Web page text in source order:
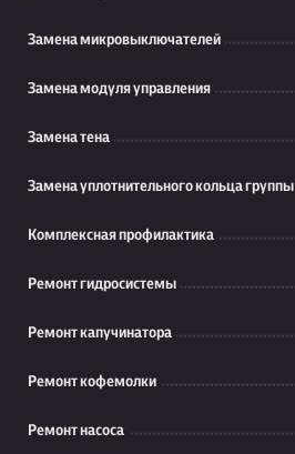
Замена микровыключателей
Замена модуля управления
Замена тена
Замена уплотнительного кольца группы
Комплексная профилактика
Ремонт гидросистемы
Ремонт капучинатора
Ремонт кофемолки
Ремонт насоса